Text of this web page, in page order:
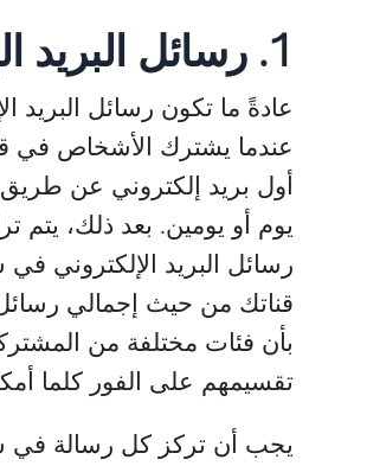
1. رسائل البريد الإلكتروني الترحيبية
عادةً ما تكون رسائل البريد
عندما يشترك الأشخاص في
أول بريد إلكتروني عن طريق
يوم أو يومين. بعد ذلك، يتم
رسائل البريد الإلكتروني
قناتك من حيث إجمالي رسائل
بأن فئات مختلفة من
تقسيمهم على الفور كلما
يجب أن تركز كل رسالة في